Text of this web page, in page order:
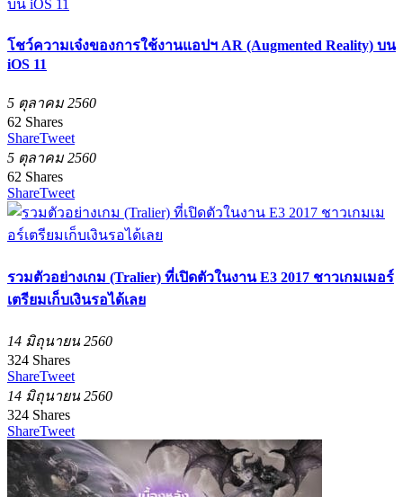
โชว์ความเจ๋งของการใช้งานแอปฯ AR (Augmented Reality) บน
iOS 11
5 ตุลาคม 2560
62 Shares
ShareTweet
5 ตุลาคม 2560
62 Shares
ShareTweet
รวมตัวอย่างเกม (Tralier) ที่เปิดตัวในงาน E3 2017 ชาวเกมเมอร์
เตรียมเก็บเงินรอได้เลย
14 มิถุนายน 2560
324 Shares
ShareTweet
14 มิถุนายน 2560
324 Shares
ShareTweet